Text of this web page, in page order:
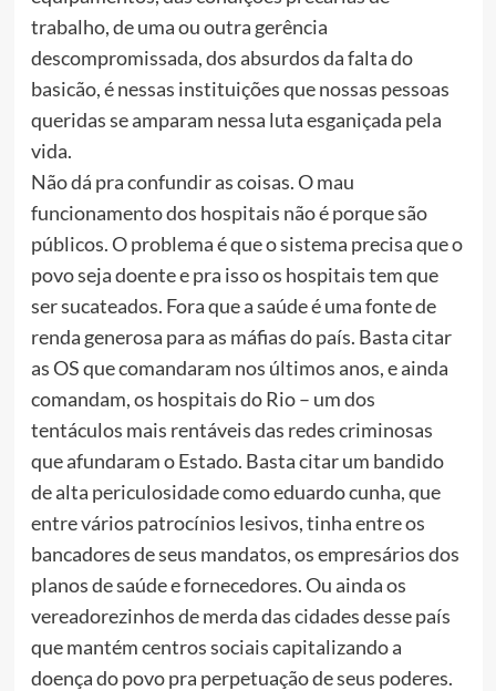
trabalho, de uma ou outra gerência
descompromissada, dos absurdos da falta do
basicão, é nessas instituições que nossas pessoas
queridas se amparam nessa luta esganiçada pela
vida.
Não dá pra confundir as coisas. O mau
funcionamento dos hospitais não é porque são
públicos. O problema é que o sistema precisa que o
povo seja doente e pra isso os hospitais tem que
ser sucateados. Fora que a saúde é uma fonte de
renda generosa para as máfias do país. Basta citar
as OS que comandaram nos últimos anos, e ainda
comandam, os hospitais do Rio – um dos
tentáculos mais rentáveis das redes criminosas
que afundaram o Estado. Basta citar um bandido
de alta periculosidade como eduardo cunha, que
entre vários patrocínios lesivos, tinha entre os
bancadores de seus mandatos, os empresários dos
planos de saúde e fornecedores. Ou ainda os
vereadorezinhos de merda das cidades desse país
que mantém centros sociais capitalizando a
doença do povo pra perpetuação de seus poderes.